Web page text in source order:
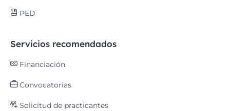
PED
Servicios recomendados
Financiación
Convocatorias
Solicitud de practicantes